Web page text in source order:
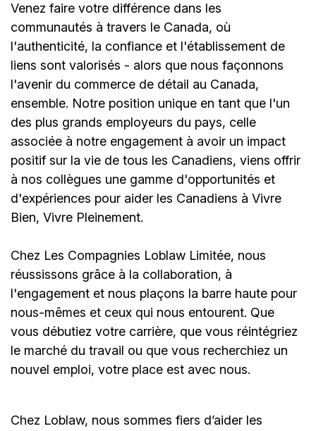
Venez faire votre différence dans les
communautés à travers le Canada, où
l'authenticité, la confiance et l'établissement de
liens sont valorisés - alors que nous façonnons
l'avenir du commerce de détail au Canada,
ensemble. Notre position unique en tant que l'un
des plus grands employeurs du pays, celle
associée à notre engagement à avoir un impact
positif sur la vie de tous les Canadiens, viens offrir
à nos collègues une gamme d'opportunités et
d'expériences pour aider les Canadiens à Vivre
Bien, Vivre Pleinement.
Chez Les Compagnies Loblaw Limitée, nous
réussissons grâce à la collaboration, à
l'engagement et nous plaçons la barre haute pour
nous-mêmes et ceux qui nous entourent. Que
vous débutiez votre carrière, que vous réintégriez
le marché du travail ou que vous recherchiez un
nouvel emploi, votre place est avec nous.
Chez Loblaw, nous sommes fiers d’aider les